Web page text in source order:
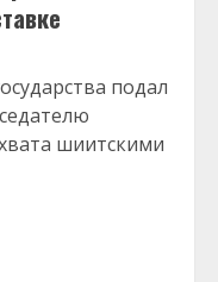
подал
шиитскими